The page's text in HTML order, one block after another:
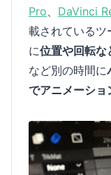
Pro、 DaVinci
載されているツ
に位置や回転な
など別の時間に
でアニメーショ